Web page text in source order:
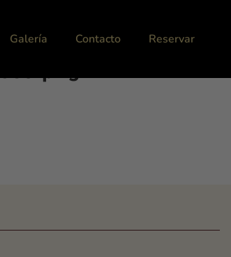
Galería Contacto Reservar